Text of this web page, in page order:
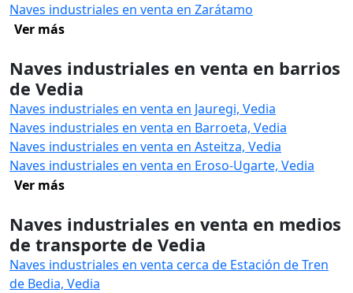
Naves industriales en venta en Zarátamo
Ver más
Naves industriales en venta en barrios
de Vedia
Naves industriales en venta en Jauregi, Vedia
Naves industriales en venta en Barroeta, Vedia
Naves industriales en venta en Asteitza, Vedia
Naves industriales en venta en Eroso-Ugarte, Vedia
Ver más
Naves industriales en venta en medios
de transporte de Vedia
Naves industriales en venta cerca de Estación de Tren
de Bedia, Vedia